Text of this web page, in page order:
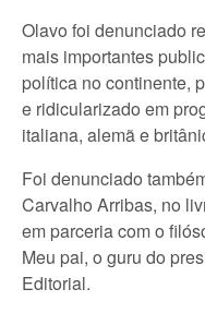
Olavo foi denunciado
mais importantes
política no continente,
e ridicularizado em
italiana, alemã e
Foi denunciado
Carvalho Arribas, no
em parceria com o
Meu pai, o guru do
Editorial.